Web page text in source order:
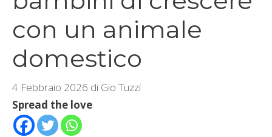
con un animale
domestico
4 Febbraio 2026 di Gio Tuzzi
Spread the love